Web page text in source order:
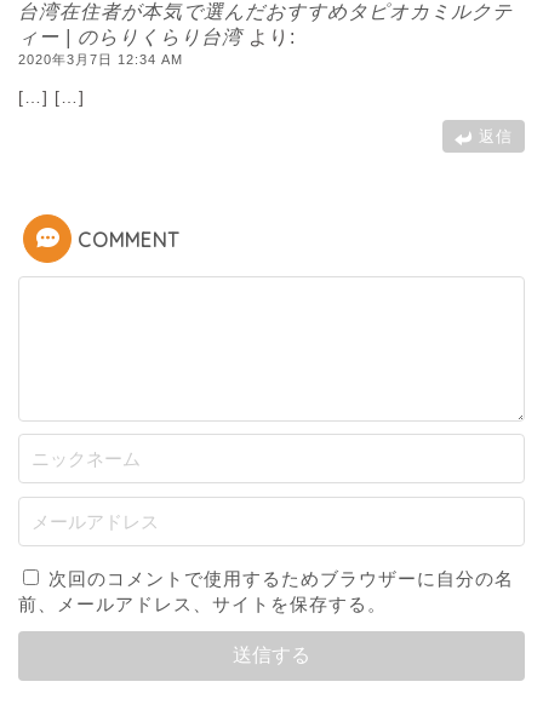
台湾在住者が本気で選んだおすすめタピオカミルクテ
ィー | のらりくらり台湾 より:
2020年3月7日 12:34 AM
[…] […]
返信
COMMENT
次回のコメントで使用するためブラウザーに自分の名
前、メールアドレス、サイトを保存する。